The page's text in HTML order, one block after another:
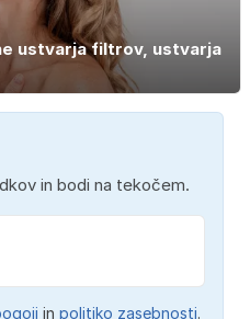
ustvarja filtrov, ustvarja
in bodi na tekočem.
in politiko zasebnosti.